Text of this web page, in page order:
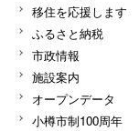
移住を応援します
ふるさと納税
市政情報
施設案内
オープンデータ
小樽市制100周年